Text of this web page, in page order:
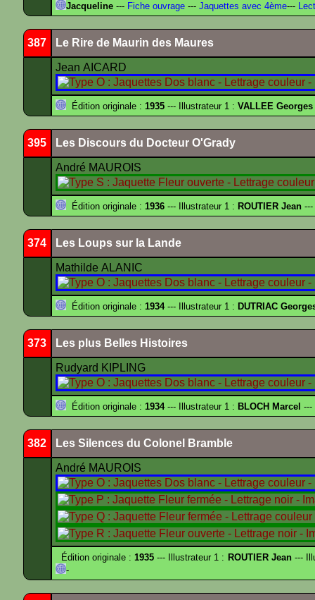
Jacqueline --- Fiche ouvrage --- Jaquettes avec 4ème---
387 Le Rire de Maurin des Maures
Jean AICARD
Édition originale : 1935 --- Illustrateur 1 : VALLEE Georges
395 Les Discours du Docteur O'Grady
André MAUROIS
Édition originale : 1936 --- Illustrateur 1 : ROUTIER Jean ---
374 Les Loups sur la Lande
Mathilde ALANIC
Édition originale : 1934--- Illustrateur 1 : DUTRIAC
373 Les plus Belles Histoires
Rudyard KIPLING
Édition originale : 1934--- Illustrateur 1 : BLOCH Marcel ---
382 Les Silences du Colonel Bramble
André MAUROIS
Édition originale :1935 --- Illustrateur 1 : ROUTIER Jean---
-